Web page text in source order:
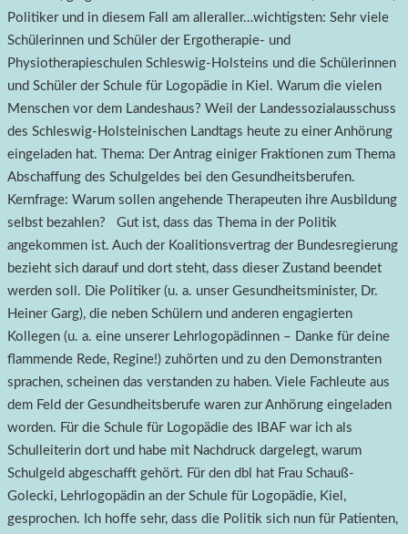
Politiker und in diesem Fall am alleraller…wichtigsten: Sehr viele
Schülerinnen und Schüler der Ergotherapie- und
Physiotherapieschulen Schleswig-Holsteins und die Schülerinnen
und Schüler der Schule für Logopädie in Kiel. Warum die vielen
Menschen vor dem Landeshaus? Weil der Landessozialausschuss
des Schleswig-Holsteinischen Landtags heute zu einer Anhörung
eingeladen hat. Thema: Der Antrag einiger Fraktionen zum Thema
Abschaffung des Schulgeldes bei den Gesundheitsberufen.
Kernfrage: Warum sollen angehende Therapeuten ihre Ausbildung
selbst bezahlen? Gut ist, dass das Thema in der Politik
angekommen ist. Auch der Koalitionsvertrag der Bundesregierung
bezieht sich darauf und dort steht, dass dieser Zustand beendet
werden soll. Die Politiker (u. a. unser Gesundheitsminister, Dr.
Heiner Garg), die neben Schülern und anderen engagierten
Kollegen (u. a. eine unserer Lehrlogopädinnen – Danke für deine
flammende Rede, Regine!) zuhörten und zu den Demonstranten
sprachen, scheinen das verstanden zu haben. Viele Fachleute aus
dem Feld der Gesundheitsberufe waren zur Anhörung eingeladen
worden. Für die Schule für Logopädie des IBAF war ich als
Schulleiterin dort und habe mit Nachdruck dargelegt, warum
Schulgeld abgeschafft gehört. Für den dbl hat Frau Schauß-
Golecki, Lehrlogopädin an der Schule für Logopädie, Kiel,
gesprochen. Ich hoffe sehr, dass die Politik sich nun für Patienten,